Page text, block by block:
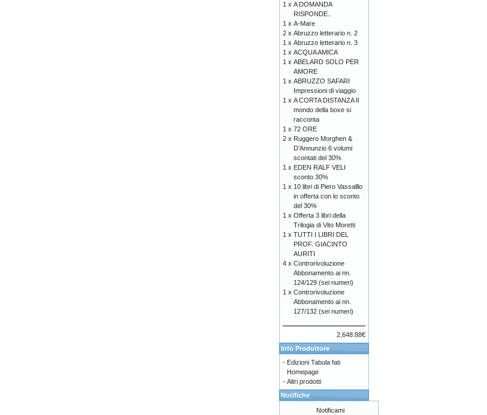
1 x A DOMANDA
RISPONDE..
1 x A-Mare
2 x Abruzzo letterario n. 2
1 x Abruzzo letterario n. 3
1 x ACQUA AMICA
1 x ABELARD SOLO PER
AMORE
1 x ABRUZZO SAFARI
Impressioni di viaggio
1 x A CORTA DISTANZA Il
mondo della boxe si
racconta
1 x 72 ORE
2 x Ruggero Morghen &
D’Annunzio 6 volumi
scontati del 30%
1 x EDEN RALF VELI
sconto 30%
1 x 10 libri di Piero Vassalllo
in offerta con lo sconto
del 30%
1 x Offerta 3 libri della
Trilogia di Vito Moretti
1 x TUTTI I LIBRI DEL
PROF. GIACINTO
AURITI
4 x Controrivoluzione
Abbonamento ai nn.
124/129 (sei numeri)
1 x Controrivoluzione
Abbonamento ai nn.
127/132 (sei numeri)
2,648.88€
Info Produttore
- Edizioni Tabula fati
Homepage
- Altri prodotti
Notifiche
Notificami